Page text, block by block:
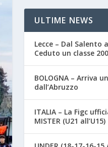
ULTIME NEWS
Lecce – Dal Salento
Ceduto un classe
BOLOGNA – Arriva
dall’Abruzzo
ITALIA – La Figc
MISTER (U21 all’U15)